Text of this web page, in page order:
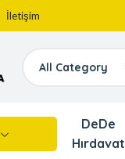
İletişim
All Category
DeDe
Hırdavat